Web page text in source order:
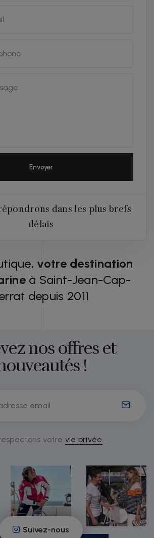
Envoyer
dans les plus brefs
délais
votre destination
à Saint-Jean-Cap-
depuis 2011
nos offres et
!
votre vie privée
Suivez-nous